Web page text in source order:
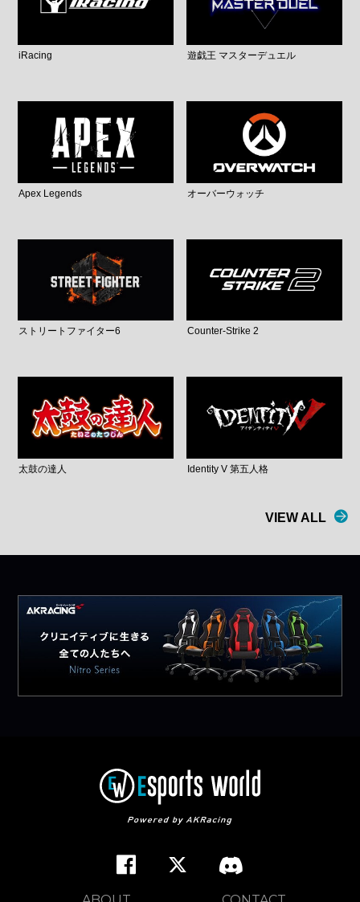
iRacing 遊戯王 マスターデュエル
Apex Legends オーバーウォッチ
ストリートファイター6 Counter-Strike 2
太鼓の達人 Identity V 第五人格
VIEW ALL